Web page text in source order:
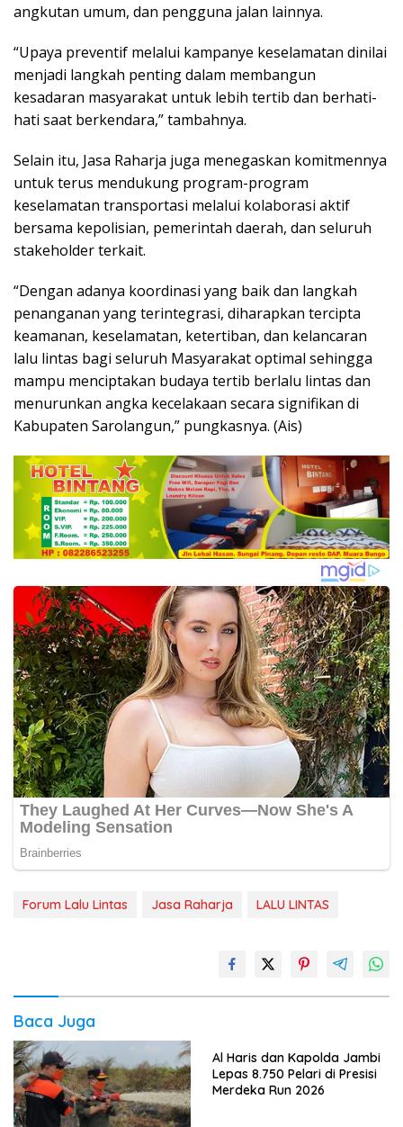
angkutan umum, dan pengguna jalan lainnya.
“Upaya preventif melalui kampanye keselamatan dinilai
menjadi langkah penting dalam membangun
kesadaran masyarakat untuk lebih tertib dan berhati-
hati saat berkendara,” tambahnya.
Selain itu, Jasa Raharja juga menegaskan komitmennya
untuk terus mendukung program-program
keselamatan transportasi melalui kolaborasi aktif
bersama kepolisian, pemerintah daerah, dan seluruh
stakeholder terkait.
“Dengan adanya koordinasi yang baik dan langkah
penanganan yang terintegrasi, diharapkan tercipta
keamanan, keselamatan, ketertiban, dan kelancaran
lalu lintas bagi seluruh Masyarakat optimal sehingga
mampu menciptakan budaya tertib berlalu lintas dan
menurunkan angka kecelakaan secara signifikan di
Kabupaten Sarolangun,” pungkasnya. (Ais)
Forum Lalu Lintas Jasa Raharja LALU LINTAS
Baca Juga
Al Haris dan Kapolda Jambi
Lepas 8.750 Pelari di Presisi
Merdeka Run 2026